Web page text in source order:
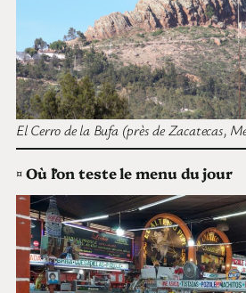
El Cerro de la Bufa (près de Zacatecas,
¤Où l’on teste le menu du jour